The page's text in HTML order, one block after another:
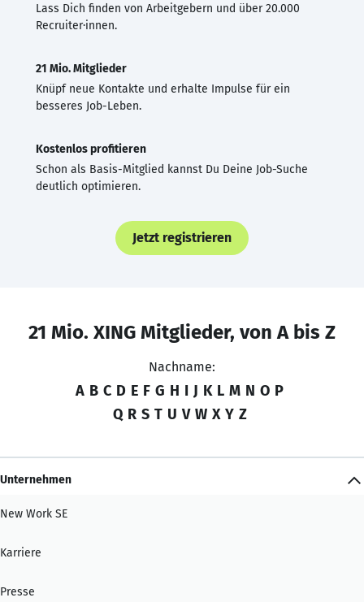
Lass Dich finden von Arbeitgebern und über 20.000
Recruiter·innen.
21 Mio. Mitglieder
Knüpf neue Kontakte und erhalte Impulse für ein
besseres Job-Leben.
Kostenlos profitieren
Schon als Basis-Mitglied kannst Du Deine Job-Suche
deutlich optimieren.
Jetzt registrieren
21 Mio. XING Mitglieder, von A bis Z
Nachname:
A B C D E F G H I J K L M N O P
Q R S T U V W X Y Z
Unternehmen
New Work SE
Karriere
Presse